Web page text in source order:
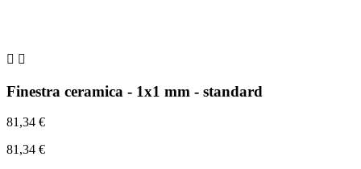
 
Finestra ceramica - 1x1 mm - standard
81,34 €
81,34 €